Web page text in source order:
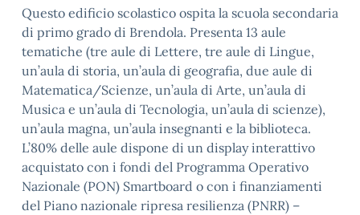
Questo edificio scolastico ospita la scuola secondaria
di primo grado di Brendola. Presenta 13 aule
tematiche (tre aule di Lettere, tre aule di Lingue,
un’aula di storia, un’aula di geografia, due aule di
Matematica/Scienze, un’aula di Arte, un’aula di
Musica e un’aula di Tecnologia, un’aula di scienze),
un’aula magna, un’aula insegnanti e la biblioteca.
L’80% delle aule dispone di un display interattivo
acquistato con i fondi del Programma Operativo
Nazionale (PON) Smartboard o con i finanziamenti
del Piano nazionale ripresa resilienza (PNRR) –